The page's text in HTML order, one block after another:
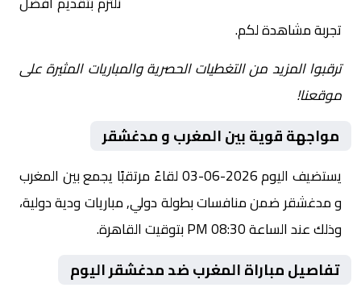
تجربة مشاهدة لكم.
ترقبوا المزيد من التغطيات الحصرية والمباريات المثيرة على
موقعنا!
مواجهة قوية بين المغرب و مدغشقر
يستضيف اليوم 2026-06-03 لقاءً مرتقبًا يجمع بين المغرب
و مدغشقر ضمن منافسات بطولة دولي, مباريات ودية دولية،
وذلك عند الساعة 08:30 PM بتوقيت القاهرة.
تفاصيل مباراة المغرب ضد مدغشقر اليوم